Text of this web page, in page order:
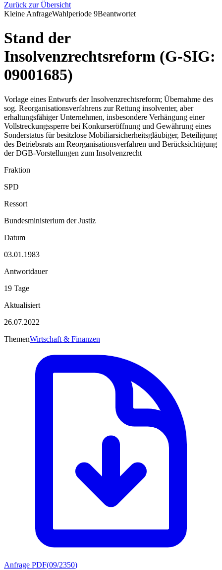
Zurück zur Übersicht
Kleine AnfrageWahlperiode 9Beantwortet
Stand der
Insolvenzrechtsreform (G-SIG:
09001685)
Vorlage eines Entwurfs der Insolvenzrechtsreform; Übernahme des
sog. Reorganisationsverfahrens zur Rettung insolventer, aber
erhaltungsfähiger Unternehmen, insbesondere Verhängung einer
Vollstreckungssperre bei Konkurseröffnung und Gewährung eines
Sonderstatus für besitzlose Mobiliarsicherheitsgläubiger, Beteiligung
des Betriebsrats am Reorganisationsverfahren und Berücksichtigung
der DGB-Vorstellungen zum Insolvenzrecht
Fraktion
SPD
Ressort
Bundesministerium der Justiz
Datum
03.01.1983
Antwortdauer
19 Tage
Aktualisiert
26.07.2022
ThemenWirtschaft & Finanzen
Anfrage PDF(09/2350)